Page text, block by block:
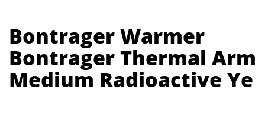
Bontrager Warmer
Bontrager Thermal Arm
Medium Radioactive Ye